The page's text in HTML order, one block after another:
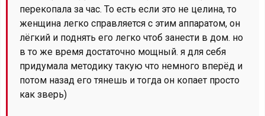
перекопала за час. То есть если это не целина, то
женщина легко справляется с этим аппаратом, он
лёгкий и поднять его легко чтоб занести в дом. но
в то же время достаточно мощный. я для себя
придумала методику такую что немного вперёд и
потом назад его тянешь и тогда он копает просто
как зверь)